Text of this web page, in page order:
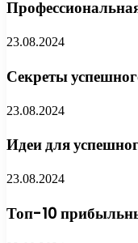
23.08.2024
Секреты
23.08.2024
Идеи для
23.08.2024
Топ-10